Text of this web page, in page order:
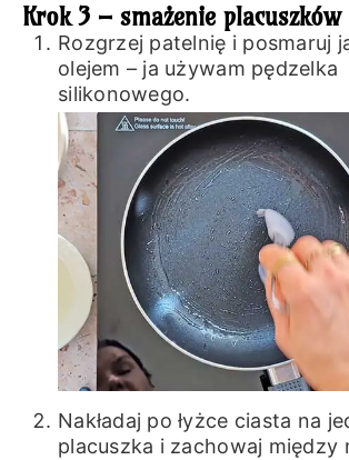
Krok 3 – smażenie
Rozgrzej patelnię i posmaruj
olejem – ja używam pędzelka
silikonowego.
Nakładaj po łyżce ciasta na
placuszka i zachowaj między